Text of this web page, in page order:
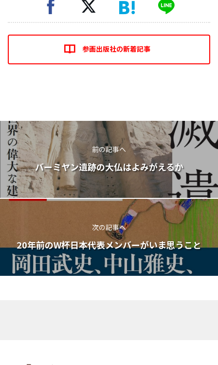
参画出版社の新着記事
前の記事へ
バーミヤン遺跡の大仏はよみがえるか
次の記事へ
20年前のW杯日本代表メンバーがいま思うこと